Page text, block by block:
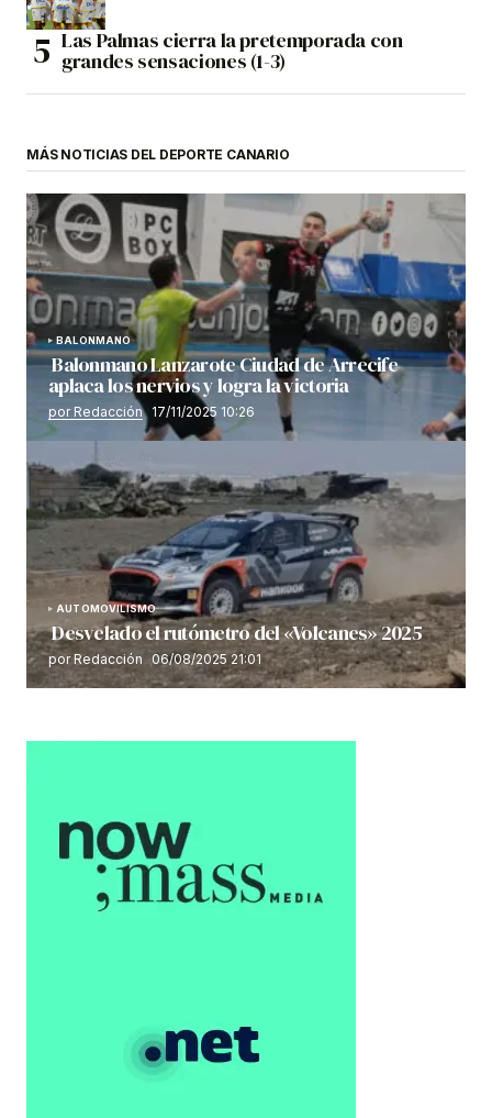
Las Palmas cierra la pretemporada con
grandes sensaciones (1-3)
MÁS NOTICIAS DEL DEPORTE CANARIO
BALONMANO
Balonmano Lanzarote Ciudad de Arrecife
aplaca los nervios y logra la victoria
por Redacción 17/11/2025 10:26
AUTOMOVILISMO
Desvelado el rutómetro del «Volcanes» 2025
por Redacción 06/08/2025 21:01